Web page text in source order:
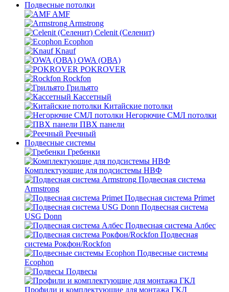
Подвесные потолки
AMF
Armstrong
Celenit (Селенит)
Ecophon
Knauf
OWA (ОВА)
POKROVER
Rockfon
Грильято
Кассетный
Китайские потолки
Негорючие СМЛ потолки
ПВХ панели
Реечный
Подвесные системы
Гребенки
Комплектующие для подсистемы НВФ
Подвесная система
Armstrong
Подвесная система Primet
Подвесная система
USG Donn
Подвесная система Албес
Подвесная
система Рокфон/Rockfon
Подвесные системы
Ecophon
Подвесы
Профили и комплектующие для монтажа ГКЛ